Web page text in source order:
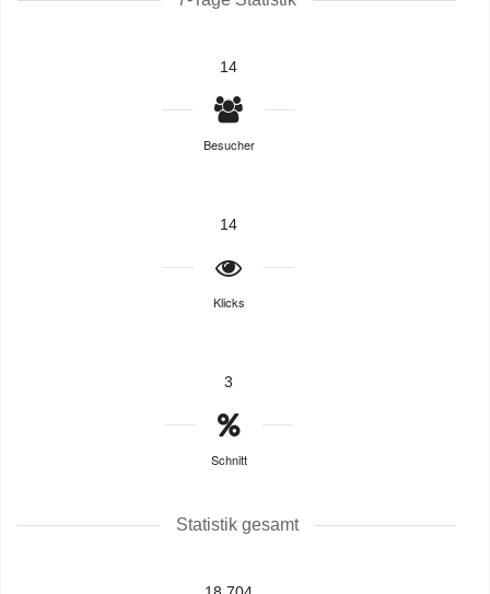
14
Besucher
14
Klicks
3
Schnitt
Statistik gesamt